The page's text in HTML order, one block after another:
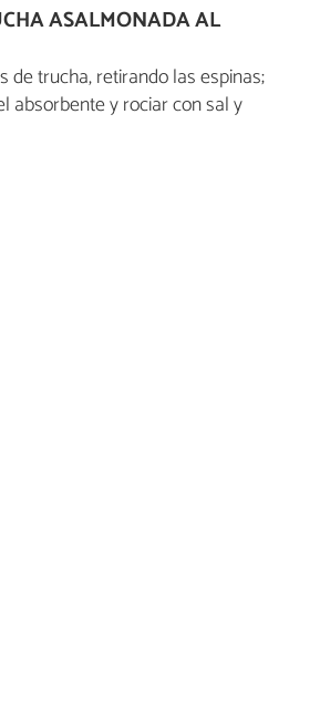
ASALMONADA AL
de trucha, retirando las espinas;
absorbente y rociar con sal y